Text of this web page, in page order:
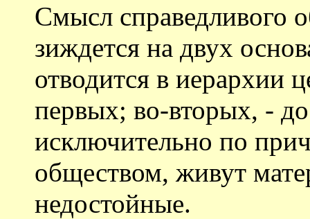
Смысл справедливого
зиждется на двух
отводится в иерархии
первых; во-вторых, -
исключительно по
обществом, живут
недостойные.